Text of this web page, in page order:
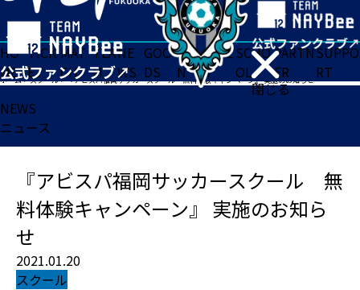
閉じる
HO
ME
TICK
ET
MAT
CH
TEA
M
NE
WS
GOO
DS
FA
N
ACADE
MY
SCHO
OL
PARTN
ER
SUPPO
RT
ホーム>スクール>『アビスパ福岡サッカースクール 無料体験キャンペーン』 実施のお知らせ
NEWS
ニュース
『アビスパ福岡サッカースクール 無
料体験キャンペーン』 実施のお知ら
せ
2021.01.20
スクール